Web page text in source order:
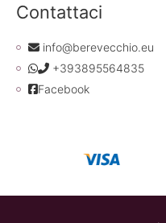
Contattaci
info@berevecchio.eu
+393895564835
Facebook